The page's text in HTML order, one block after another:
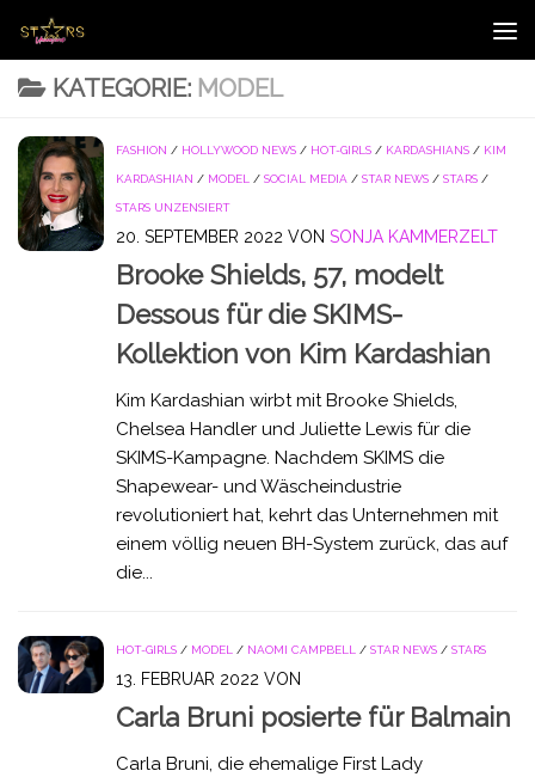
Zum Inhalt springen
KATEGORIE: MODEL
FASHION / HOLLYWOOD NEWS / HOT-GIRLS / KARDASHIANS / KIM
KARDASHIAN / MODEL / SOCIAL MEDIA / STAR NEWS / STARS /
STARS UNZENSIERT
20. SEPTEMBER 2022 VON SONJA KAMMERZELT
Brooke Shields, 57, modelt
Dessous für die SKIMS-
Kollektion von Kim Kardashian
Kim Kardashian wirbt mit Brooke Shields,
Chelsea Handler und Juliette Lewis für die
SKIMS-Kampagne. Nachdem SKIMS die
Shapewear- und Wäscheindustrie
revolutioniert hat, kehrt das Unternehmen mit
einem völlig neuen BH-System zurück, das auf
die...
HOT-GIRLS / MODEL / NAOMI CAMPBELL / STAR NEWS / STARS
13. FEBRUAR 2022 VON
Carla Bruni posierte für Balmain
Carla Bruni, die ehemalige First Lady